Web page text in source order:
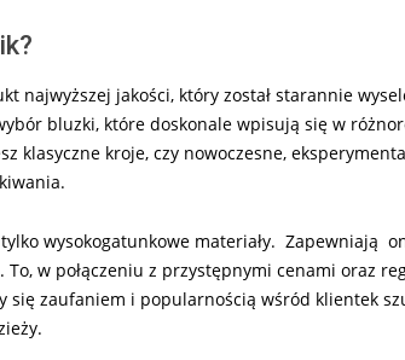
najwyższej jakości, który został starannie
bluzki, które doskonale wpisują się w
klasyczne kroje, czy nowoczesne,
wysokogatunkowe materiały. Zapewniają
w połączeniu z przystępnymi cenami oraz
się zaufaniem i popularnością wśród klientek